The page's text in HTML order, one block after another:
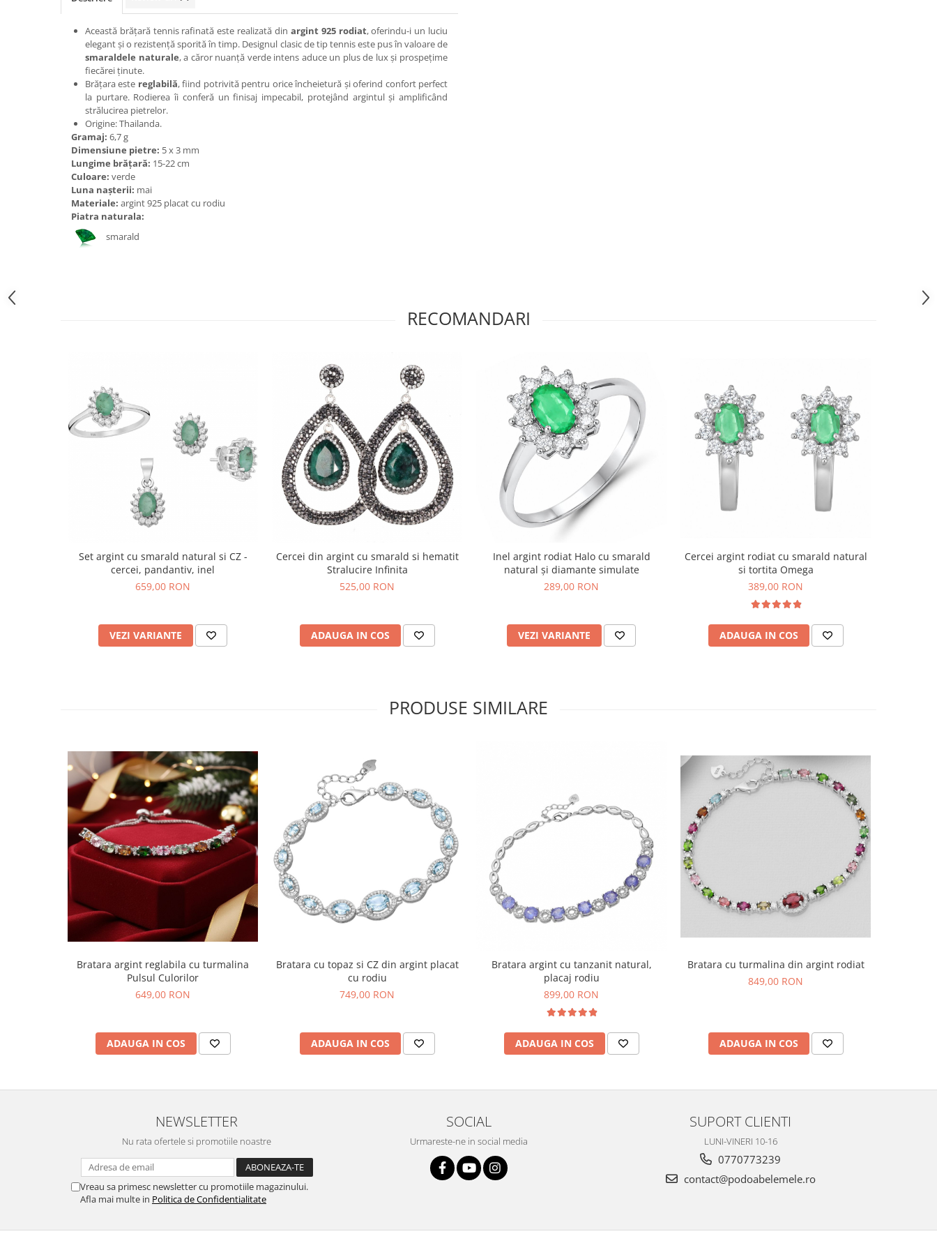
Bijuterii onix
Bijuterii peridot
Bijuterii piatra lunii
Bijuterii piatra soarelui
Bijuterii rodocrozit
Bijuterii rubin
Bijuterii sidef si abalone
Bijuterii smarald
Bijuterii sodalit
Bijuterii tanzanit
Această brățară tennis rafinată este realizată din argint 925 rodiat, oferindu-i un luciu
elegant și o rezistență sporită în timp. Designul clasic de tip tennis este pus în valoare de
smaraldele naturale, a căror nuanță verde intens aduce un plus de lux și prospețime
fiecărei ținute.
Brățara este reglabilă, fiind potrivită pentru orice încheietură și oferind confort perfect
la purtare. Rodierea îi conferă un finisaj impecabil, protejând argintul și amplificând
strălucirea pietrelor.
Origine: Thailanda.
Gramaj: 6,7 g
Dimensiune pietre: 5 x3 mm
Lungime brățară: 15-22 cm
Culoare: verde
Luna nașterii: mai
Materiale: argint 925 placat cu rodiu
Piatra naturala:
smarald
RECOMANDARI
Set argint cu smarald natural si CZ -
cercei, pandantiv, inel
659,00 RON
VEZI VARIANTE
Cercei din argint cu smarald si hematit
Stralucire Infinita
525,00 RON
ADAUGA IN COS
Inel argint rodiat Halo cu smarald
natural și diamante simulate
289,00 RON
VEZI VARIANTE
Cercei argint rodiat cu smarald natural
si tortita Omega
389,00 RON
ADAUGA IN COS
PRODUSE SIMILARE
Bratara argint reglabila cu turmalina
Pulsul Culorilor
649,00 RON
ADAUGA IN COS
Bratara cu topaz si CZ din argint placat
cu rodiu
749,00 RON
ADAUGA IN COS
Bratara argint cu tanzanit natural,
placaj rodiu
899,00 RON
ADAUGA IN COS
Bratara cu turmalina din argint rodiat
849,00 RON
ADAUGA IN COS
NEWSLETTER
Nu rata ofertele si promotiile noastre
Vreau sa primesc newsletter cu promotiile magazinului.
Afla mai multe in Politica de Confidentialitate
SOCIAL
Urmareste-ne in social media
SUPORT CLIENTI
LUNI-VINERI 10-16
0770773239
contact@podoabelemele.ro